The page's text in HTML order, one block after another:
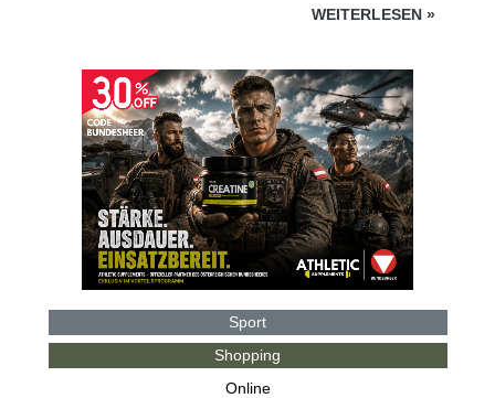
WEITERLESEN »
Sport
Shopping
Online